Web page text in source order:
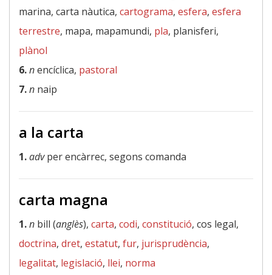
marina, carta nàutica, cartograma, esfera, esfera
terrestre, mapa, mapamundi, pla, planisferi,
plànol
6.nencíclica, pastoral
7.n naip
a la carta
1.advper encàrrec, segons comanda
carta magna
1.n bill (anglès), carta, codi, constitució, cos legal,
doctrina, dret, estatut, fur, jurisprudència,
legalitat, legislació, llei, norma